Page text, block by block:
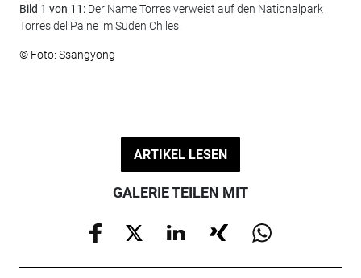
Bild 1 von 11: Der Name Torres verweist auf den Nationalpark
Torres del Paine im Süden Chiles.
© Foto: Ssangyong
ARTIKEL LESEN
GALERIE TEILEN MIT